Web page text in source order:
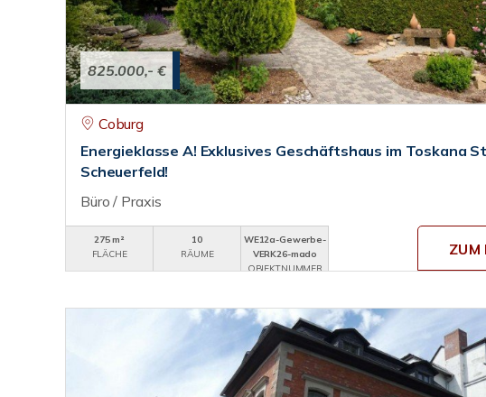
825.000,- €
Coburg
Energieklasse A! Exklusives Geschäftshaus im Toskana
Scheuerfeld!
Büro / Praxis
275 m²
FLÄCHE
10
RÄUME
WE12a-Gewerbe-
VERK26-mado
OBJEKTNUMMER
ZUM